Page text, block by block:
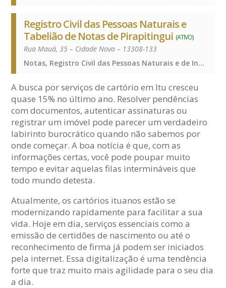
Registro Civil das Pessoas Naturais e
Tabelião de Notas de Pirapitingui (ATIVO)
Rua Mauá, 35 – Cidade Nova – 13308-133
Notas, Registro Civil das Pessoas Naturais e de Interdições e Tutelas, Notas, Registro Civil das Pessoas Naturais e de Interdições e Tutelas, Notas, Registro Civil das Pessoas Naturais e de Interdições e Tutelas
A busca por serviços de cartório em Itu cresceu
quase 15% no último ano. Resolver pendências
com documentos, autenticar assinaturas ou
registrar um imóvel pode parecer um verdadeiro
labirinto burocrático quando não sabemos por
onde começar. A boa notícia é que, com as
informações certas, você pode poupar muito
tempo e evitar aquelas filas intermináveis que
todo mundo detesta.
Atualmente, os cartórios ituanos estão se
modernizando rapidamente para facilitar a sua
vida. Hoje em dia, serviços essenciais como a
emissão de certidões de nascimento ou até o
reconhecimento de firma já podem ser iniciados
pela internet. Essa digitalização é uma tendência
forte que traz muito mais agilidade para o seu dia
a dia.